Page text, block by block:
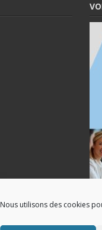
Nous utilisons des cookies